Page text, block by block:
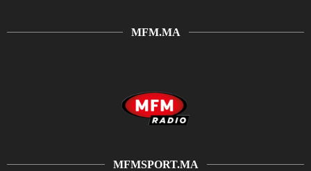
MFM.MA
MFMSPORT.MA